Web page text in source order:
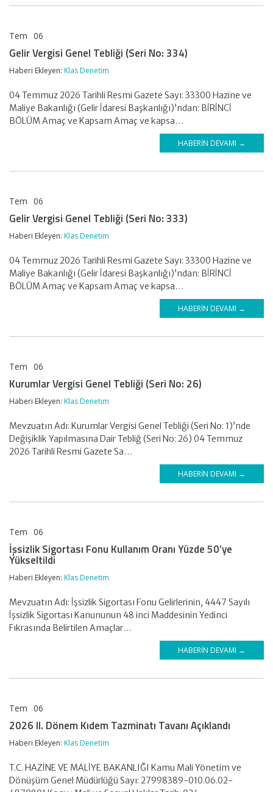
Tem 06
Gelir Vergisi Genel Tebliği (Seri No: 334)
Haberi Ekleyen: Klas Denetim
04 Temmuz 2026 Tarihli Resmi Gazete Sayı: 33300 Hazine ve
Maliye Bakanlığı (Gelir İdaresi Başkanlığı)’ndan: BİRİNCİ
BÖLÜM Amaç ve Kapsam Amaç ve kapsa…
HABERIN DEVAMI →
Tem 06
Gelir Vergisi Genel Tebliği (Seri No: 333)
Haberi Ekleyen: Klas Denetim
04 Temmuz 2026 Tarihli Resmi Gazete Sayı: 33300 Hazine ve
Maliye Bakanlığı (Gelir İdaresi Başkanlığı)’ndan: BİRİNCİ
BÖLÜM Amaç ve Kapsam Amaç ve kapsa…
HABERIN DEVAMI →
Tem 06
Kurumlar Vergisi Genel Tebliği (Seri No: 26)
Haberi Ekleyen: Klas Denetim
Mevzuatın Adı: Kurumlar Vergisi Genel Tebliği (Seri No: 1)’nde
Değişiklik Yapılmasına Dair Tebliğ (Seri No: 26) 04 Temmuz
2026 Tarihli Resmi Gazete Sa…
HABERIN DEVAMI →
Tem 06
İşsizlik Sigortası Fonu Kullanım Oranı Yüzde 50’ye
Yükseltildi
Haberi Ekleyen: Klas Denetim
Mevzuatın Adı: İşsizlik Sigortası Fonu Gelirlerinin, 4447 Sayılı
İşsizlik Sigortası Kanununun 48 inci Maddesinin Yedinci
Fıkrasında Belirtilen Amaçlar…
HABERIN DEVAMI →
Tem 06
2026 II. Dönem Kıdem Tazminatı Tavanı Açıklandı
Haberi Ekleyen: Klas Denetim
T.C. HAZİNE VE MALİYE BAKANLIĞI Kamu Mali Yönetim ve
Dönüşüm Genel Müdürlüğü Sayı: 27998389-010.06.02-